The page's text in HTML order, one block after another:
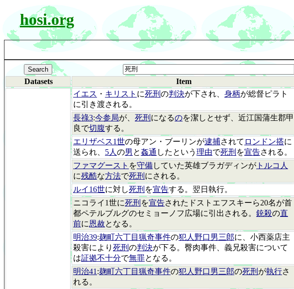
hosi.org
Datasets Item
イエス ・ キリスト に死刑 の判決が下され、 身柄が総督ピラト
に引き渡される。
長祿3:今参局が、 死刑 になるのを潔しとせず、近江国蒲生郡甲
良で切腹する。
エリザベス1世の母アン・ブーリンが逮捕されて ロンドン搭に
送られ、 5人 の男 と姦通 したという 理由で死刑 を宣告される。
ファマグースト を守備していた英雄ブラガディンが トルコ人
に残酷な方法で死刑 にされる。
ルイ16世に対し死刑 を宣告する。翌日執行。
ニコライ1世に死刑 を宣告されたドストエフスキーら20名が首
都ペテルブルグのセミョーノフ広場に引出される。 銃殺の直
前に恩赦となる。
明治39:麹町六丁目猟奇事件の犯人野口男三郎に、小西薬店主
殺害により 死刑 の判決が下る。臀肉事件、義兄殺害について
は証拠不十分で無罪となる。
明治41 :麹町六丁目猟奇事件の犯人野口男三郎の死刑 が執行さ
れる。